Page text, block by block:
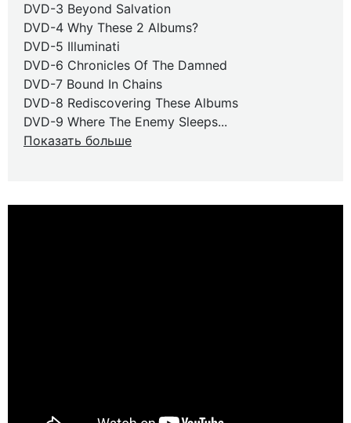
DVD-3 Beyond Salvation
DVD-4 Why These 2 Albums?
DVD-5 Illuminati
DVD-6 Chronicles Of The Damned
DVD-7 Bound In Chains
DVD-8 Rediscovering These Albums
DVD-9 Where The Enemy Sleeps...
Показать больше